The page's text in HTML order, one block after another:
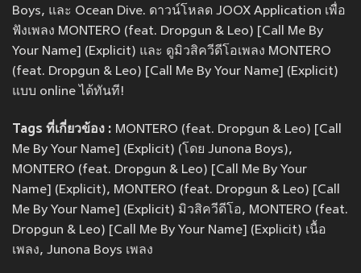
Boys, และ Ocean Dive. ดาวน์โหลด JOOX Application เพื่อ
ฟังเพลง MONTERO (feat. Dropgun & Leo) [Call Me By
Your Name] (Explicit) และ ดูมิวสิควีดีโอเพลง MONTERO
(feat. Dropgun & Leo) [Call Me By Your Name] (Explicit)
แบบ online ได้ทันที!
Tags ที่เกี่ยวข้อง : MONTERO (feat. Dropgun & Leo) [Call
Me By Your Name] (Explicit) (โดย Junona Boys),
MONTERO (feat. Dropgun & Leo) [Call Me By Your
Name] (Explicit), MONTERO (feat. Dropgun & Leo) [Call
Me By Your Name] (Explicit) มิวสิควีดีโอ, MONTERO (feat.
Dropgun & Leo) [Call Me By Your Name] (Explicit) เนื้อ
เพลง, Junona Boys เพลง